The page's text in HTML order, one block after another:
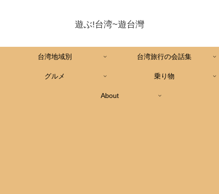
遊ぶ!台湾~遊台灣
台湾地域別 台湾旅行の会話集
グルメ 乗り物
About